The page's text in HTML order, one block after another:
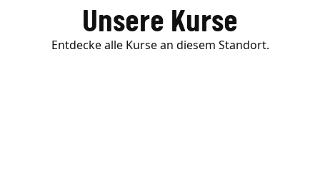
Unsere Kurse
Entdecke alle Kurse an diesem Standort.